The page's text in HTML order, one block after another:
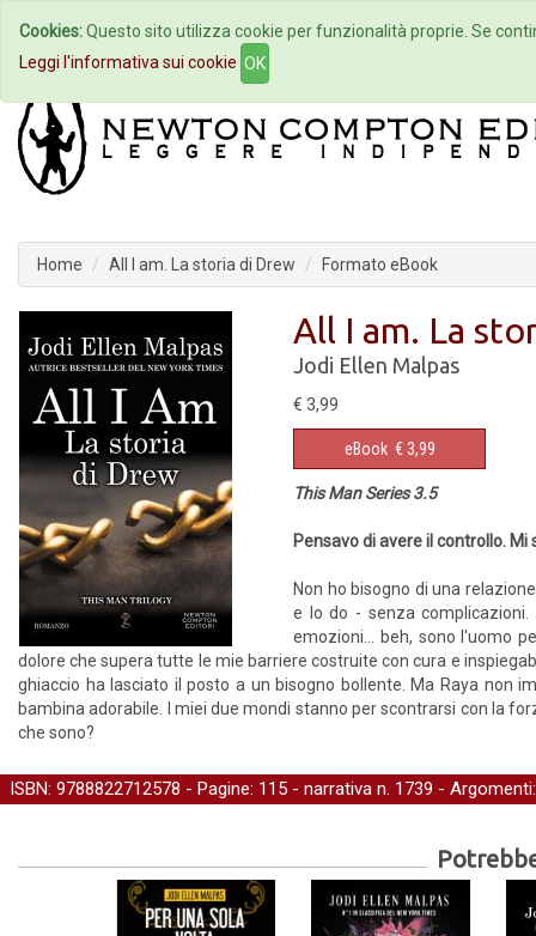
Home Autori Eventi
Home All I am. La storia di Drew Formato eBook
All I am. La
Jodi Ellen Malpas
€ 3,99
eBook € 3,99
This Man Series 3.5
Pensavo di avere il controllo. Mi
Non ho bisogno di una
e lo do - senza
emozioni... beh, sono l'uomo
dolore che supera tutte le mie barriere costruite con cura e
ghiaccio ha lasciato il posto a un bisogno bollente. Ma Raya non
bambina adorabile. I miei due mondi stanno per scontrarsi con la
che sono?
ISBN: 9788822712578 - Pagine: 115 - narrativa n. 1739 -
Cookies:Questo sito utilizza cookie per funzionalità proprie. Se
Leggi l'informativa sui cookie OK